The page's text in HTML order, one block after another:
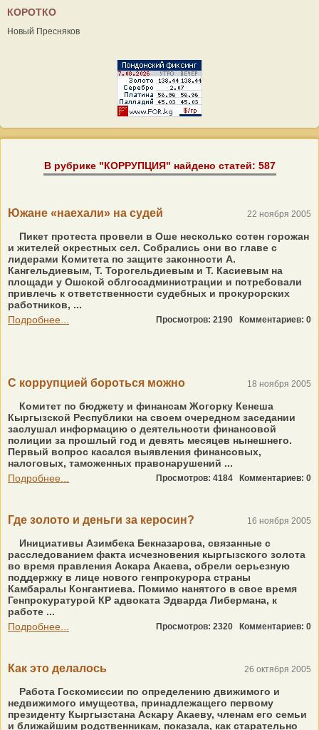
КОРОТКО
Новый Пресняков
В рубрике "КОРРУПЦИЯ" найдено статей: 587
Южане «наехали» на судей 22 ноября 2005
Пикет протеста провели в Оше несколько сотен горожан
и жителей окрестных сел. Собрались они во главе с
лидерами Комитета по защите законности А.
Кангельдиевым, Т. Торогельдиевым и Т. Касиевым на
площади у Ошской облгосадминистрации и потребовали
привлечь к ответственности судебных и прокурорских
работников, ...
Подробнее...
Просмотров: 2190 Комментариев: 0
С коррупцией бороться можно 18 ноября 2005
Комитет по бюджету и финансам Жогорку Кенеша
Кыргызской Республики на своем очередном заседании
заслушал информацию о деятельности финансовой
полиции за прошлый год и девять месяцев нынешнего.
Первый вопрос касался выявления финансовых,
налоговых, таможенных правонарушений ...
Подробнее...
Просмотров: 4184 Комментариев: 0
Где золото и деньги за керосин? 16 ноября 2005
Инициативы Азимбека Бекназарова, связанные с
расследованием факта исчезновения кыргызского золота
во время правления Аскара Акаева, обрели серьезную
поддержку в лице нового генпрокурора страны
Камбаралы Конгантиева. Помимо нанятого в свое время
Генпрокуратурой КР адвоката Эдварда Либермана, к
работе ...
Подробнее...
Просмотров: 2320 Комментариев: 0
Как это делалось 26 октября 2005
Работа Госкомиссии по определению движимого и
недвижимого имущества, принадлежащего первому
президенту Кыргызстана Аскару Акаеву, членам его семьи
и ближайшим родственникам, показала, как старательно